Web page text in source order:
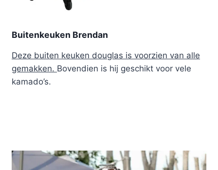
Buitenkeuken Brendan
Deze buiten keuken douglas is voorzien van alle
gemakken. Bovendien is hij geschikt voor vele
kamado’s.